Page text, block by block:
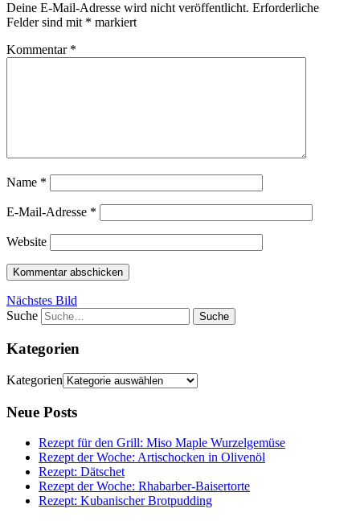
Deine E-Mail-Adresse wird nicht veröffentlicht. Erforderliche
Felder sind mit * markiert
Kommentar *
Name *
E-Mail-Adresse *
Website
Nächstes Bild
Suche
Kategorien
Kategorien
Neue Posts
Rezept für den Grill: Miso Maple Wurzelgemüse
Rezept der Woche: Artischocken in Olivenöl
Rezept: Dätschet
Rezept der Woche: Rhabarber-Baisertorte
Rezept: Kubanischer Brotpudding